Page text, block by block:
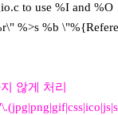
to use %I and %O
%>s %b
않게 처리